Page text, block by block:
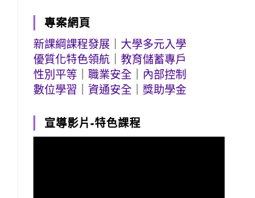
專案網頁
新課綱課程發展
大學多元入學
優質化特色領航 ｜教育儲蓄專戶
性別平等 ｜職業安全
內部控制
數位學習 ｜資通安全 ｜獎助學金
宣導影片-特色課程